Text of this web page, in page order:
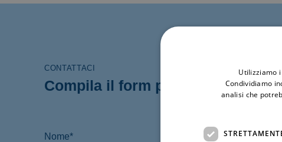
CONTATTACI
Compila il form per maggiori
Nome*
Utilizziamo
Condividiamo
analisi che